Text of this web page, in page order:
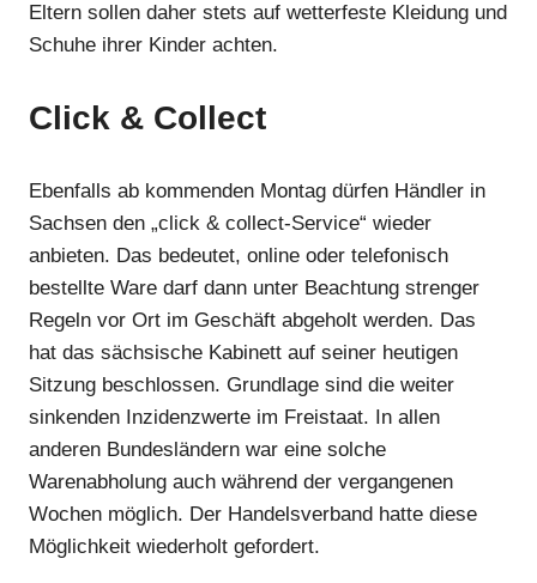
Anzeige
Eltern sollen daher stets auf wetterfeste Kleidung und
Schuhe ihrer Kinder achten.
Click & Collect
Ebenfalls ab kommenden Montag dürfen Händler in
Sachsen den „click & collect-Service“ wieder
anbieten. Das bedeutet, online oder telefonisch
bestellte Ware darf dann unter Beachtung strenger
Regeln vor Ort im Geschäft abgeholt werden. Das
hat das sächsische Kabinett auf seiner heutigen
Sitzung beschlossen. Grundlage sind die weiter
sinkenden Inzidenzwerte im Freistaat. In allen
anderen Bundesländern war eine solche
Warenabholung auch während der vergangenen
Wochen möglich. Der Handelsverband hatte diese
Möglichkeit wiederholt gefordert.